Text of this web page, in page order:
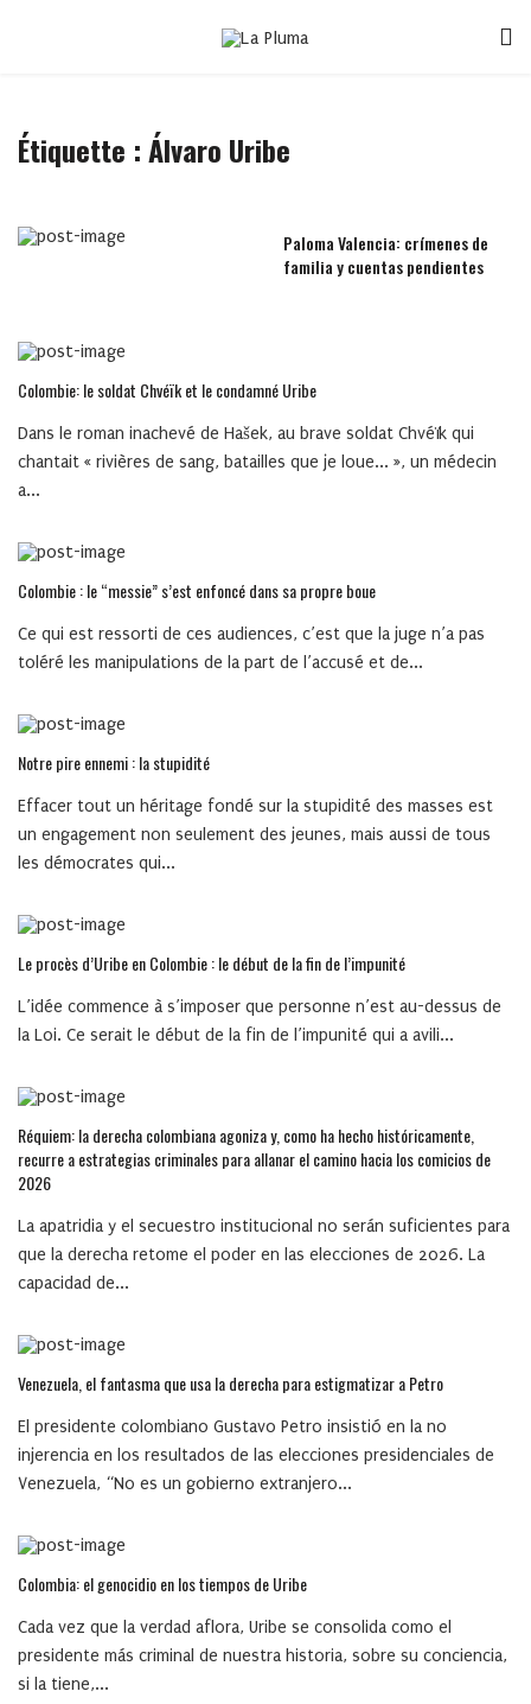
Étiquette :Álvaro Uribe
Paloma Valencia: crímenes de
familia y cuentas pendientes
Colombie: le soldat Chvéïk et le condamné Uribe
Dans le roman inachevé de Hašek, au brave soldat Chvéïk qui
chantait « rivières de sang, batailles que je loue... », un médecin
a...
Colombie : le “messie” s’est enfoncé dans sa propre boue
Ce qui est ressorti de ces audiences, c’est que la juge n’a pas
toléré les manipulations de la part de l’accusé et de...
Notre pire ennemi : la stupidité
Effacer tout un héritage fondé sur la stupidité des masses est
un engagement non seulement des jeunes, mais aussi de tous
les démocrates qui...
Le procès d’Uribe en Colombie : le début de la fin de l’impunité
L’idée commence à s’imposer que personne n’est au-dessus de
la Loi. Ce serait le début de la fin de l’impunité qui a avili...
Réquiem: la derecha colombiana agoniza y, como ha hecho históricamente,
recurre a estrategias criminales para allanar el camino hacia los comicios de
2026
La apatridia y el secuestro institucional no serán suficientes para
que la derecha retome el poder en las elecciones de 2026. La
capacidad de...
Venezuela, el fantasma que usa la derecha para estigmatizar a Petro
El presidente colombiano Gustavo Petro insistió en la no
injerencia en los resultados de las elecciones presidenciales de
Venezuela, “No es un gobierno extranjero...
Colombia: el genocidio en los tiempos de Uribe
Cada vez que la verdad aflora, Uribe se consolida como el
presidente más criminal de nuestra historia, sobre su conciencia,
si la tiene,...